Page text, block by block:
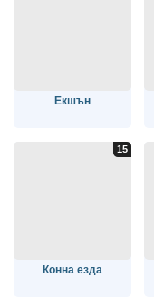
Екшън
Конна езда